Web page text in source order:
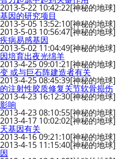
2013-5-22 10:42:22[神秘的地球]
基因的研究项目
2013-5-05 13:52:10[神秘的地球]
2013-5-03 10:56:47[神秘的地球]
疾病易感基因
2013-5-02 11:04:49[神秘的地球]
因培育出夜光绵羊
2013-4-25 09:01:21[神秘的地球]
变 或与巨石阵建造者有关
2013-4-25 08:45:39[神秘的地球]
的注射性胶质修复关节软骨损伤
2013-4-23 16:12:30[神秘的地球]
影响
2013-4-23 08:10:55[神秘的地球]
2013-4-17 10:02:02[神秘的地球]
天基因有关
2013-4-16 09:21:10[神秘的地球]
2013-4-15 11:15:40[神秘的地球]
因